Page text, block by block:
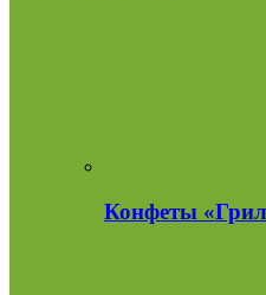
Конфеты